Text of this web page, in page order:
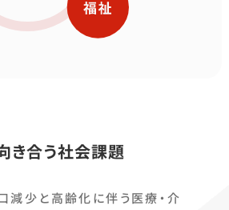
き合う社会課題
減少と高齢化に伴う医療・介